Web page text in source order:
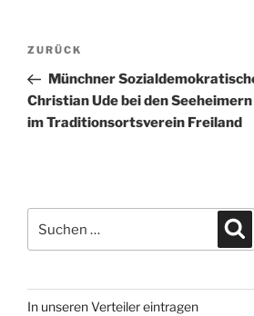
Beitragsnavigation
Vorheriger
Beitrag
ZURÜCK
Münchner
Christian Ude bei den
im Traditionsortsverein Freiland
nach:
In unseren Verteiler eintragen